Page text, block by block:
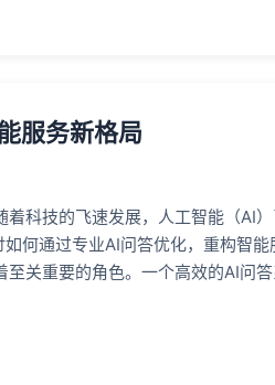
服务新格局
科技的飞速发展，人工智能（AI
何通过专业AI问答优化，重构智
关重要的角色。一个高效的AI问